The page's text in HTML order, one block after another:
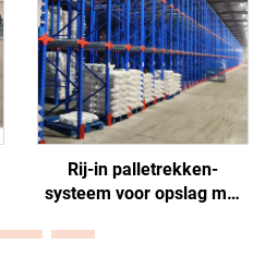
Rij-in palletrekken-
systeem voor opslag met